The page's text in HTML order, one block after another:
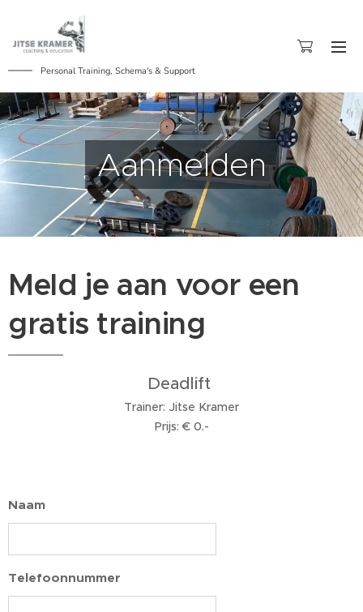
Personal Training, Schema's & Support
Aanmelden
Meld je aan voor een
gratis training
Deadlift
Trainer: Jitse Kramer
Prijs: € 0.-
Naam
Telefoonnummer